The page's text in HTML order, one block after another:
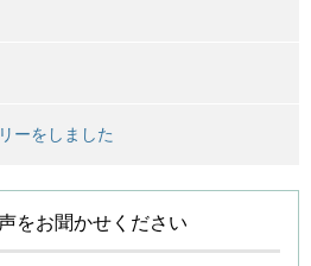
ーをしました
をお聞かせください